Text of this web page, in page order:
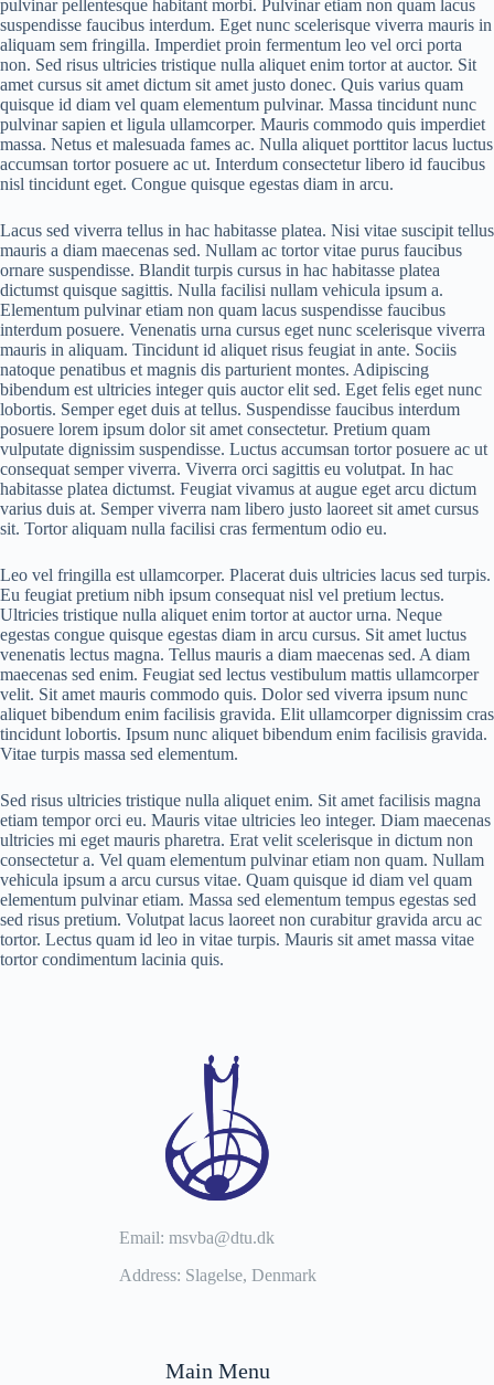
pulvinar pellentesque habitant morbi. Pulvinar etiam non quam lacus
suspendisse faucibus interdum. Eget nunc scelerisque viverra mauris in
aliquam sem fringilla. Imperdiet proin fermentum leo vel orci porta
non. Sed risus ultricies tristique nulla aliquet enim tortor at auctor. Sit
amet cursus sit amet dictum sit amet justo donec. Quis varius quam
quisque id diam vel quam elementum pulvinar. Massa tincidunt nunc
pulvinar sapien et ligula ullamcorper. Mauris commodo quis imperdiet
massa. Netus et malesuada fames ac. Nulla aliquet porttitor lacus luctus
accumsan tortor posuere ac ut. Interdum consectetur libero id faucibus
nisl tincidunt eget. Congue quisque egestas diam in arcu.
Lacus sed viverra tellus in hac habitasse platea. Nisi vitae suscipit tellus
mauris a diam maecenas sed. Nullam ac tortor vitae purus faucibus
ornare suspendisse. Blandit turpis cursus in hac habitasse platea
dictumst quisque sagittis. Nulla facilisi nullam vehicula ipsum a.
Elementum pulvinar etiam non quam lacus suspendisse faucibus
interdum posuere. Venenatis urna cursus eget nunc scelerisque viverra
mauris in aliquam. Tincidunt id aliquet risus feugiat in ante. Sociis
natoque penatibus et magnis dis parturient montes. Adipiscing
bibendum est ultricies integer quis auctor elit sed. Eget felis eget nunc
lobortis. Semper eget duis at tellus. Suspendisse faucibus interdum
posuere lorem ipsum dolor sit amet consectetur. Pretium quam
vulputate dignissim suspendisse. Luctus accumsan tortor posuere ac ut
consequat semper viverra. Viverra orci sagittis eu volutpat. In hac
habitasse platea dictumst. Feugiat vivamus at augue eget arcu dictum
varius duis at. Semper viverra nam libero justo laoreet sit amet cursus
sit. Tortor aliquam nulla facilisi cras fermentum odio eu.
Leo vel fringilla est ullamcorper. Placerat duis ultricies lacus sed turpis.
Eu feugiat pretium nibh ipsum consequat nisl vel pretium lectus.
Ultricies tristique nulla aliquet enim tortor at auctor urna. Neque
egestas congue quisque egestas diam in arcu cursus. Sit amet luctus
venenatis lectus magna. Tellus mauris a diam maecenas sed. A diam
maecenas sed enim. Feugiat sed lectus vestibulum mattis ullamcorper
velit. Sit amet mauris commodo quis. Dolor sed viverra ipsum nunc
aliquet bibendum enim facilisis gravida. Elit ullamcorper dignissim cras
tincidunt lobortis. Ipsum nunc aliquet bibendum enim facilisis gravida.
Vitae turpis massa sed elementum.
Sed risus ultricies tristique nulla aliquet enim. Sit amet facilisis magna
etiam tempor orci eu. Mauris vitae ultricies leo integer. Diam maecenas
ultricies mi eget mauris pharetra. Erat velit scelerisque in dictum non
consectetur a. Vel quam elementum pulvinar etiam non quam. Nullam
vehicula ipsum a arcu cursus vitae. Quam quisque id diam vel quam
elementum pulvinar etiam. Massa sed elementum tempus egestas sed
sed risus pretium. Volutpat lacus laoreet non curabitur gravida arcu ac
tortor. Lectus quam id leo in vitae turpis. Mauris sit amet massa vitae
tortor condimentum lacinia quis.
Email: msvba@dtu.dk
Address: Slagelse, Denmark
Main Menu